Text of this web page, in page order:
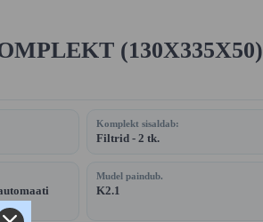
(130X335X50)
Komplekt sisaldab:
Filtrid - 2 tk.
Mudel paindub.
K2.1